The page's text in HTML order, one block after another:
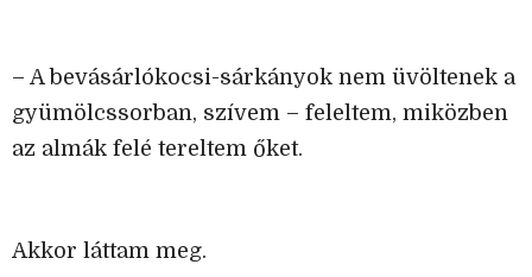
– A bevásárlókocsi-sárkányok nem üvöltenek a
gyümölcssorban, szívem – feleltem, miközben
az almák felé tereltem őket.
Akkor láttam meg.